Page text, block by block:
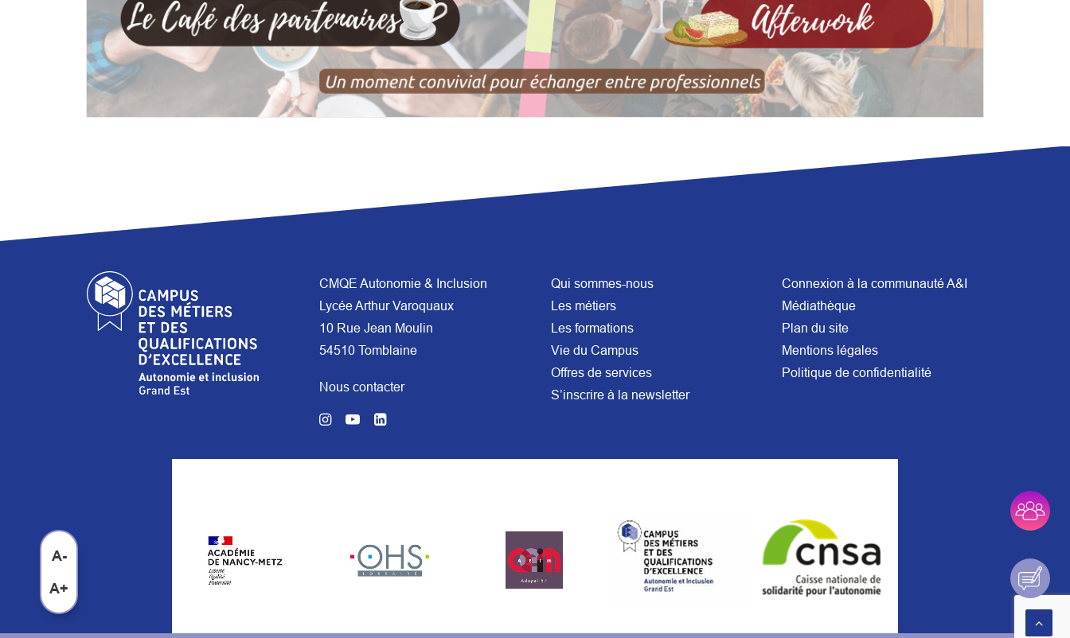
A-
A+
CMQE Autonomie & Inclusion
Lycée Arthur Varoquaux
10 Rue Jean Moulin
54510 Tomblaine
Nous contacter
Qui sommes-nous
Les métiers
Les formations
Vie du Campus
Offres de services
S’inscrire à la newsletter
Connexion à la communauté A&I
Médiathèque
Plan du site
Mentions légales
Politique de confidentialité